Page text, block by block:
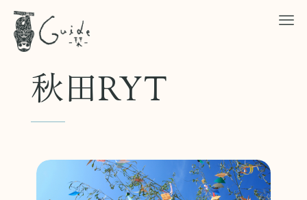
秋田RYT